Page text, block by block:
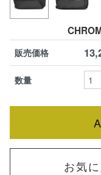
販売価格
数量
お気